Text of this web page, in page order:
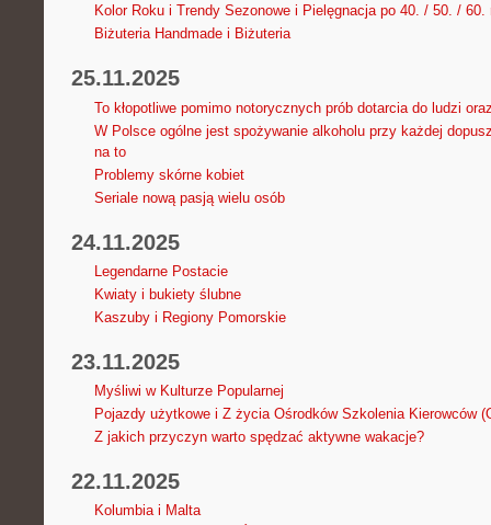
Kolor Roku i Trendy Sezonowe i Pielęgnacja po 40. / 50. / 60.
Biżuteria Handmade i Biżuteria
25.11.2025
To kłopotliwe pomimo notorycznych prób dotarcia do ludzi
W Polsce ogólne jest spożywanie alkoholu przy każdej
na to
Problemy skórne kobiet
Seriale nową pasją wielu osób
24.11.2025
Legendarne Postacie
Kwiaty i bukiety ślubne
Kaszuby i Regiony Pomorskie
23.11.2025
Myśliwi w Kulturze Popularnej
Pojazdy użytkowe i Z życia Ośrodków Szkolenia Kierowców
Z jakich przyczyn warto spędzać aktywne wakacje?
22.11.2025
Kolumbia i Malta